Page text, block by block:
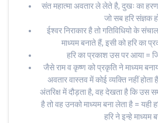
संत महात्मा अवतार ले लेते है, दुखः का
जो सब हरि संज्ञक
ईश्वर निराकार है तो गतिविधियो के
माध्यम बनाते हैं, इसी को हरि का
हरि का प्रकाश उस पर आया =
जैसे राम व कृष्ण को प्रकृति ने माध्यम
अवतार वास्तव में कोई व्यक्ति नहीं
अंतरिक्ष में दौड़ता है, वह देखता है कि
है तो वह उनको माध्यम बना लेता है = यही
हरि ने इन्हे माध्यम